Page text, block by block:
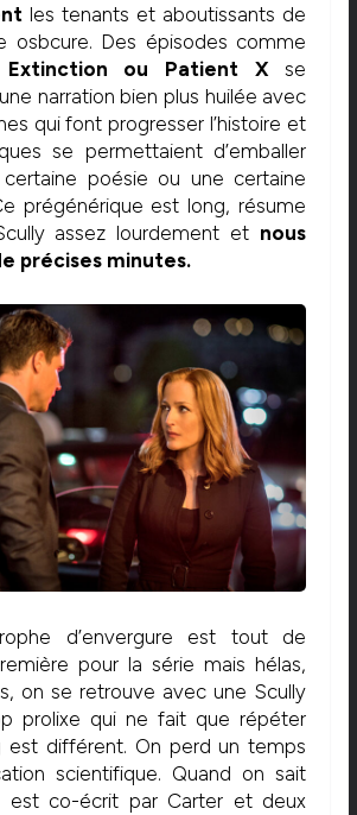
les tenants et aboutissants de
osbcure. Des épisodes comme
Extinction ou Patient X se
narration bien plus huilée avec
qui font progresser l’histoire et
se permettaient d’emballer
poésie ou une certaine
prégénérique est long, résume
assez lourdement et nous
précises minutes.
d’envergure est tout de
pour la série mais hélas,
on se retrouve avec une Scully
prolixe qui ne fait que répéter
est différent. On perd un temps
scientifique. Quand on sait
est co-écrit par Carter et deux